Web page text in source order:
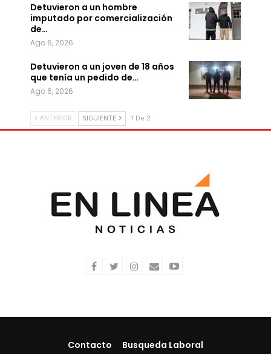
Detuvieron a un hombre
imputado por comercialización
de…
Ago 6, 2026
Detuvieron a un joven de 18 años
que tenía un pedido de…
Ago 6, 2026
ANTERIOR SIGUIENTE 1 De 2
Contacto Busqueda Laboral